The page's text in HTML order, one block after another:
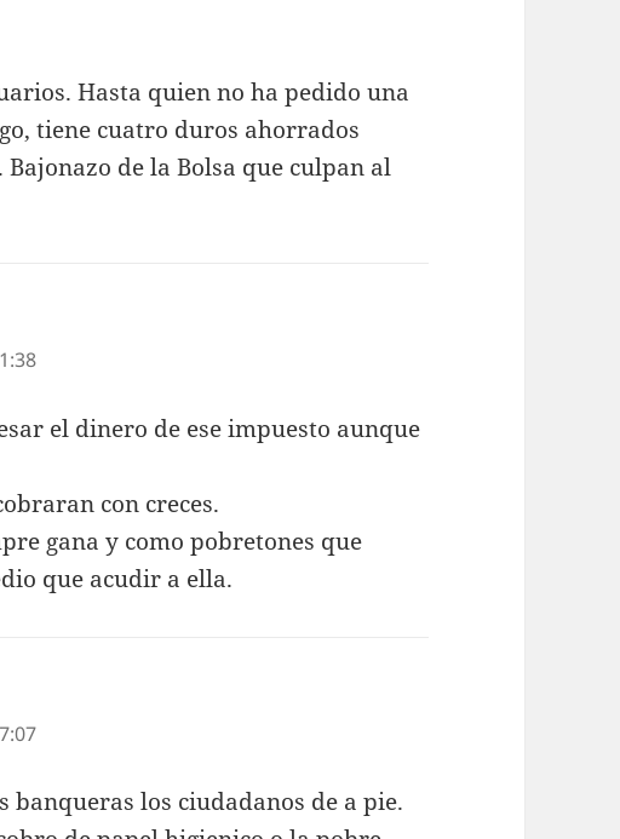
Hasta quien no ha pedido una
tiene cuatro duros ahorrados
de la Bolsa que culpan al
el dinero de ese impuesto aunque
con creces.
gana y como pobretones que
que acudir a ella.
banqueras los ciudadanos de a pie.